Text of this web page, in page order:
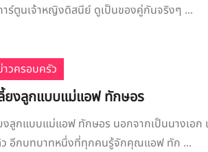
ร์ตูนเจ้าหญิงดิสนีย์ ดูเป็นของคู่กันจริงๆ ...
วครอบครัว
ยงลูกแบบแม่แอฟ ทักษอร
งลูกแบบแม่แอฟ ทักษอร นอกจากเป็นนางเอก
อีกบทบาทหนึ่งที่ทุกคนรู้จักคุณแอฟ ทัก ...